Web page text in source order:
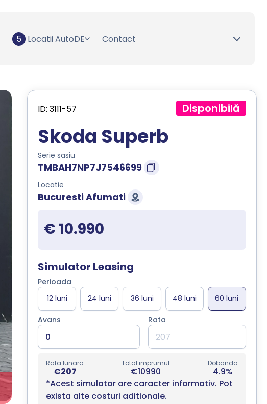
5 Locatii AutoDE Contact
ID: 3111-57 Disponibilă
Skoda Superb
Serie sasiu
TMBAH7NP7J7546699
Locatie
Bucuresti Afumati
€ 10.990
Simulator Leasing
Perioada
Avans Rata
Rata lunara
€207
Total imprumut
€10990
Dobanda
4.9%
*Acest simulator are caracter informativ. Pot
exista alte costuri aditionale.